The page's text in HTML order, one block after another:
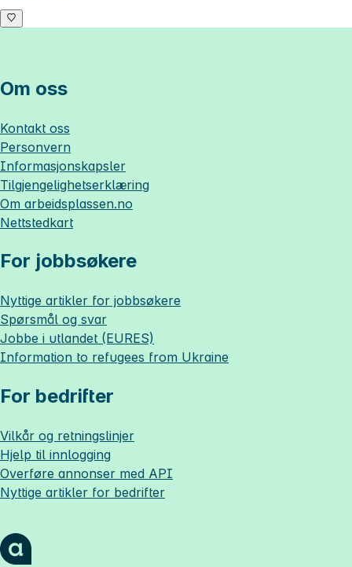
Om oss
Kontakt oss
Personvern
Informasjonskapsler
Tilgjengelighetserklæring
Om arbeidsplassen.no
Nettstedkart
For jobbsøkere
Nyttige artikler for jobbsøkere
Spørsmål og svar
Jobbe i utlandet (EURES)
Information to refugees from Ukraine
For bedrifter
Vilkår og retningslinjer
Hjelp til innlogging
Overføre annonser med API
Nyttige artikler for bedrifter